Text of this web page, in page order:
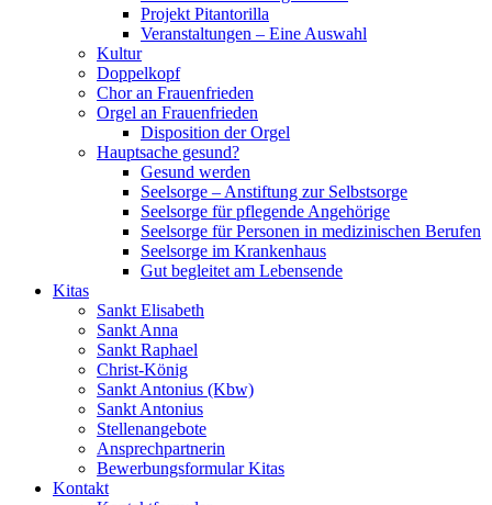
Projekt Pitantorilla
Veranstaltungen – Eine Auswahl
Kultur
Doppelkopf
Chor an Frauenfrieden
Orgel an Frauenfrieden
Disposition der Orgel
Hauptsache gesund?
Gesund werden
Seelsorge – Anstiftung zur Selbstsorge
Seelsorge für pflegende Angehörige
Seelsorge für Personen in medizinischen Berufen
Seelsorge im Krankenhaus
Gut begleitet am Lebensende
Kitas
Sankt Elisabeth
Sankt Anna
Sankt Raphael
Christ-König
Sankt Antonius (Kbw)
Sankt Antonius
Stellenangebote
Ansprechpartnerin
Bewerbungsformular Kitas
Kontakt